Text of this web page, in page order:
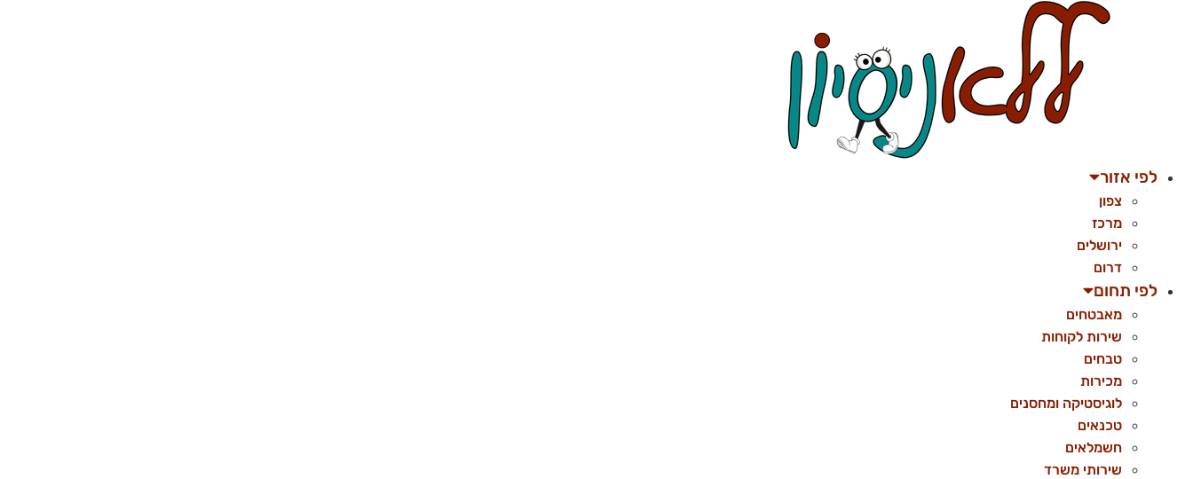
לפי אזור
צפון
מרכז
ירושלים
דרום
לפי תחום
מאבטחים
שירות לקוחות
טבחים
מכירות
לוגיסטיקה ומחסנים
טכנאים
חשמלאים
שירותי משרד